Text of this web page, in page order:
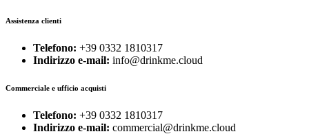
Assistenza clienti
Telefono: +39 0332 1810317
Indirizzo e-mail: info@drinkme.cloud
Commerciale e ufficio acquisti
Telefono: +39 0332 1810317
Indirizzo e-mail: commercial@drinkme.cloud